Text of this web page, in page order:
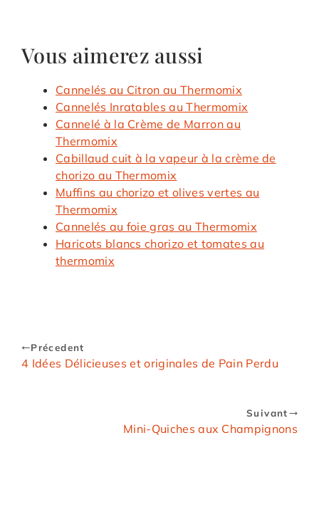
Vous aimerez aussi
Cannelés au Citron au Thermomix
Cannelés Inratables au Thermomix
Cannelé à la Crème de Marron au
Thermomix
Cabillaud cuit à la vapeur à la crème de
chorizo au Thermomix
Muffins au chorizo et olives vertes au
Thermomix
Cannelés au foie gras au Thermomix
Haricots blancs chorizo et tomates au
thermomix
Précedent
4 Idées Délicieuses et originales de Pain Perdu
Suivant
Mini-Quiches aux Champignons